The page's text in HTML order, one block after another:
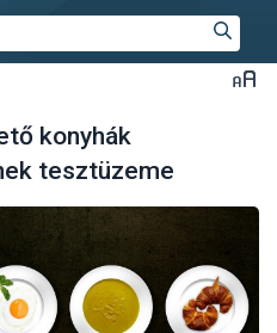
konyhák
tesztüzeme